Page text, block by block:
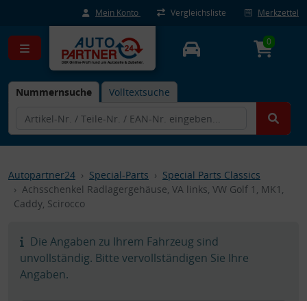
Mein Konto Vergleichsliste Merkzettel
Nummernsuche Volltextsuche
0
Autopartner24 Special-Parts
Special Parts Classics
Achsschenkel Radlagergehäuse, VA links, VW Golf 1, MK1,
Caddy, Scirocco
Die Angaben zu Ihrem Fahrzeug sind
unvollständig. Bitte vervollständigen Sie Ihre
Angaben.